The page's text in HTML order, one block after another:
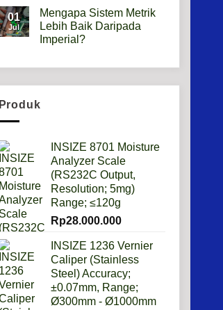
on
Hardness
scale
HRB,HSD,HRC,HB,HV
01
Jul
Mengapa Sistem Metrik
Lebih Baik Daripada
Imperial?
Lebih
Produk
INSIZE 8701 Moisture
Analyzer Scale
(RS232C Output,
Resolution; 5mg)
Range; ≤120g
Rp28.000.000
INSIZE 1236 Vernier
Caliper (Stainless
Steel) Accuracy;
±0.07mm, Range;
Ø300mm - Ø1000mm